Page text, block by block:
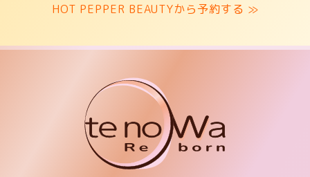
HOT PEPPER BEAUTYから予約する ≫